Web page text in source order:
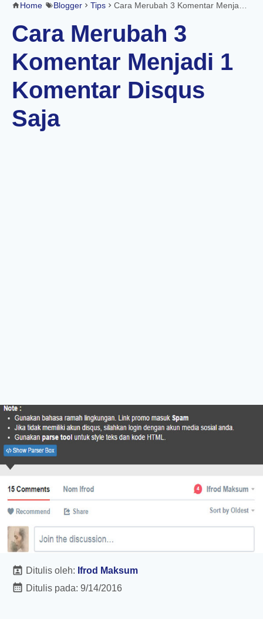
Home Blogger Tips Cara Merubah 3 Komentar Menjadi 1 Komentar Disqus Saja
Cara Merubah 3
Komentar Menjadi 1
Komentar Disqus
Saja
Ditulis oleh: Ifrod Maksum
Ditulis pada: 9/14/2016